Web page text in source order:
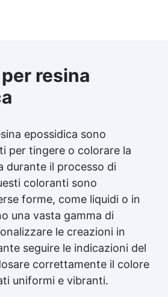
resina
epossidica sono
per tingere o colorare la
durante il processo di
coloranti sono
forme, come liquidi o in
una vasta gamma di
le creazioni in
seguire le indicazioni del
correttamente il colore
uniformi e vibranti.